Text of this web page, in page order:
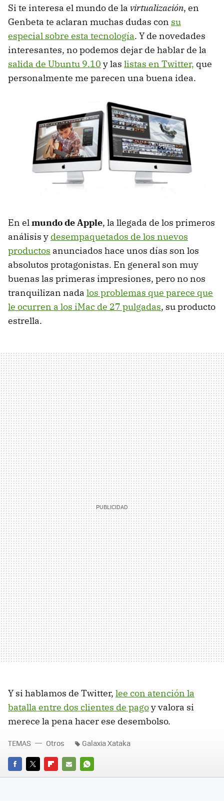
Si te interesa el mundo de la virtualización, en
Genbeta te aclaran muchas dudas con su
especial sobre esta tecnología. Y de novedades
interesantes, no podemos dejar de hablar de la
salida de Ubuntu 9.10 y las listas en Twitter, que
personalmente me parecen una buena idea.
En elmundo de Apple, la llegada de los primeros
análisis y desempaquetados de los nuevos
productos anunciados hace unos días son los
absolutos protagonistas. En general son muy
buenas las primeras impresiones, pero no nos
tranquilizan nada los problemas que parece que
le ocurren a los iMac de 27 pulgadas, su producto
estrella.
Y si hablamos de Twitter, lee con atención la
batalla entre dos clientes de pagoy valora si
merece la pena hacer ese desembolso.
FACEBOOK
TWITTERFLIPBOARD
E-
WHATSAPP
TEMAS Otros Galaxia Xataka